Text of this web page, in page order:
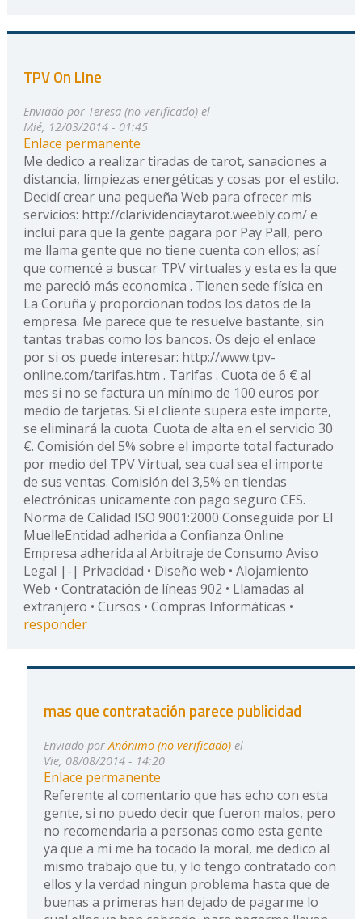
TPV On LIne
Enviado por Teresa (no verificado)el
Mié, 12/03/2014 - 01:45
Enlace permanente
Me dedico a realizar tiradas de tarot, sanaciones a
distancia, limpiezas energéticas y cosas por el estilo.
Decidí crear una pequeña Web para ofrecer mis
servicios: http://clarividenciaytarot.weebly.com/ e
incluí para que la gente pagara por Pay Pall, pero
me llama gente que no tiene cuenta con ellos; así
que comencé a buscar TPV virtuales y esta es la que
me pareció más economica . Tienen sede física en
La Coruña y proporcionan todos los datos de la
empresa. Me parece que te resuelve bastante, sin
tantas trabas como los bancos. Os dejo el enlace
por si os puede interesar: http://www.tpv-
online.com/tarifas.htm . Tarifas . Cuota de 6 € al
mes si no se factura un mínimo de 100 euros por
medio de tarjetas. Si el cliente supera este importe,
se eliminará la cuota. Cuota de alta en el servicio 30
€. Comisión del 5% sobre el importe total facturado
por medio del TPV Virtual, sea cual sea el importe
de sus ventas. Comisión del 3,5% en tiendas
electrónicas unicamente con pago seguro CES.
Norma de Calidad ISO 9001:2000 Conseguida por El
MuelleEntidad adherida a Confianza Online
Empresa adherida al Arbitraje de Consumo Aviso
Legal |-| Privacidad • Diseño web • Alojamiento
Web • Contratación de líneas 902 • Llamadas al
extranjero • Cursos • Compras Informáticas •
responder
mas que contratación parece publicidad
Enviado porAnónimo (no verificado)el
Vie, 08/08/2014 - 14:20
Enlace permanente
Referente al comentario que has echo con esta
gente, si no puedo decir que fueron malos, pero
no recomendaria a personas como esta gente
ya que a mi me ha tocado la moral, me dedico al
mismo trabajo que tu, y lo tengo contratado con
ellos y la verdad ningun problema hasta que de
buenas a primeras han dejado de pagarme lo